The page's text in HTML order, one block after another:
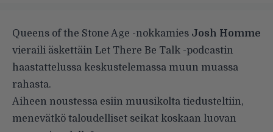
Queens of the Stone Age -nokkamies Josh Homme
vieraili äskettäin Let There Be Talk -podcastin
haastattelussa keskustelemassa muun muassa
rahasta.
Aiheen noustessa esiin muusikolta tiedusteltiin,
menevätkö taloudelliset seikat koskaan luovan